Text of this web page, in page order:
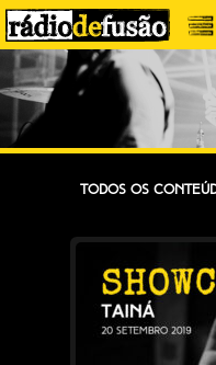
para
o
RÁDIO
MÚSICA SEM
SEM
Todos os